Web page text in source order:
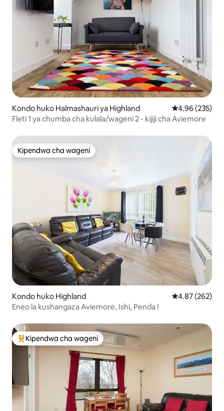
Kondo huko Halmashauri ya Highland Ukadiriaji wa
4.96 (235)
Fleti 1 ya chumba cha kulala/wageni 2 - kijiji cha Aviemore
Kipendwa cha wageni
Kipendwa cha wageni
Kondo huko Highland Ukadiriaji wa
4.87 (262)
Eneo la kushangaza Aviemore, Ishi, Penda !
Kipendwa maarufu cha wageni
Kipendwa cha wageni